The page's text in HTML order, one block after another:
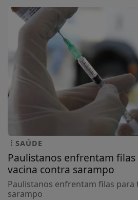
SAÚDE
Paulistanos enfrentam
vacina contra sarampo
Paulistanos enfrentam filas
sarampo